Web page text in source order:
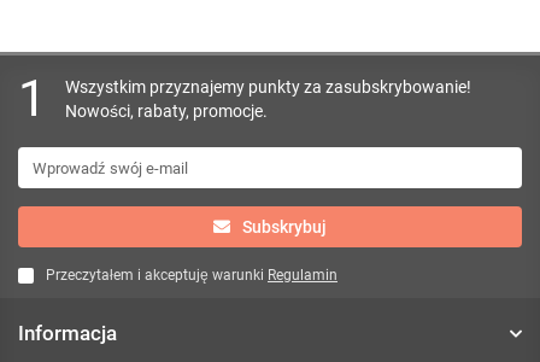
1
Wszystkim przyznajemy punkty za zasubskrybowanie!
Nowości, rabaty, promocje.
Subskrybuj
Przeczytałem i akceptuję warunki Regulamin
Informacja